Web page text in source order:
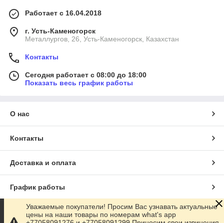
Работает с 16.04.2018
г. Усть-Каменогорск
Металлургов, 26, Усть-Каменогорск, Казахстан
Контакты
Сегодня работает с 08:00 до 18:00
Показать весь график работы
О нас
Контакты
Доставка и оплата
График работы
Полная версия сайта
Уважаемые покупатели! Просим Вас узнавать актуальные
цены на наши товары по номерам what's app